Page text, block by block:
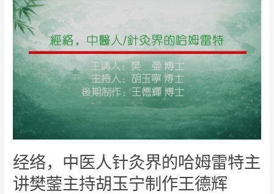
经络，中医人针灸界的哈姆雷特主
讲樊蓥主持胡玉宁制作王德辉
经
络，
中
医
针
灸
界
哈
雷
特
主